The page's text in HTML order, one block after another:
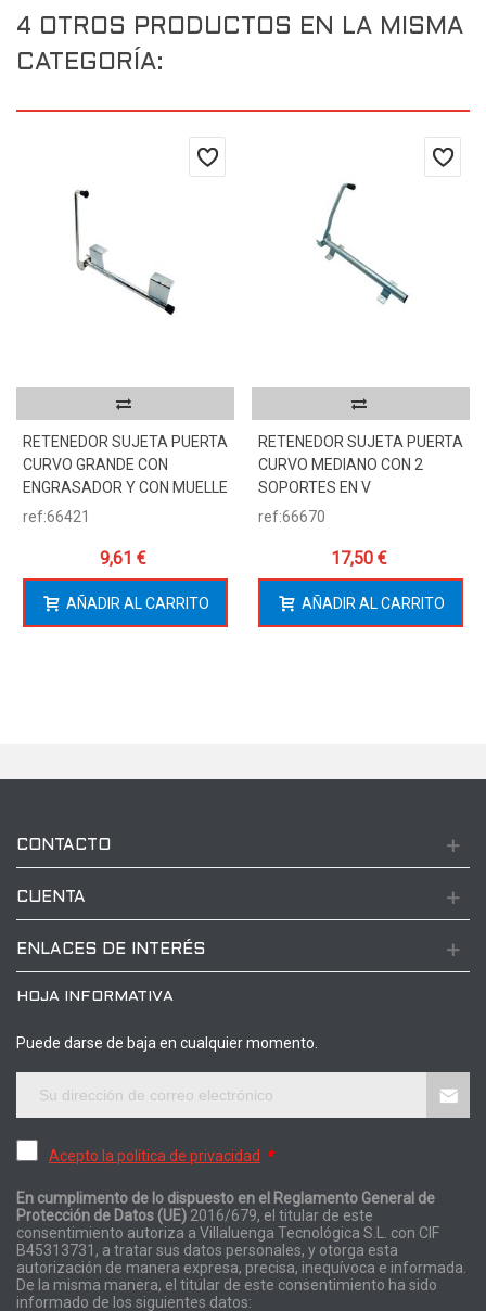
4 OTROS PRODUCTOS EN LA MISMA
CATEGORÍA:
RETENEDOR SUJETA PUERTA
CURVO GRANDE CON
ENGRASADOR Y CON MUELLE
ref:66421
9,61 €
AÑADIR AL CARRITO
RETENEDOR SUJETA PUERTA
CURVO MEDIANO CON 2
SOPORTES EN V
ref:66670
17,50 €
AÑADIR AL CARRITO
CONTACTO
CUENTA
ENLACES DE INTERÉS
HOJA INFORMATIVA
Puede darse de baja en cualquier momento.
Acepto la política de privacidad *
En cumplimento de lo dispuesto en el Reglamento General de
Protección de Datos (UE) 2016/679, el titular de este
consentimiento autoriza a Villaluenga Tecnológica S.L. con CIF
B45313731, a tratar sus datos personales, y otorga esta
autorización de manera expresa, precisa, inequívoca e informada.
De la misma manera, el titular de este consentimiento ha sido
informado de los siguientes datos: